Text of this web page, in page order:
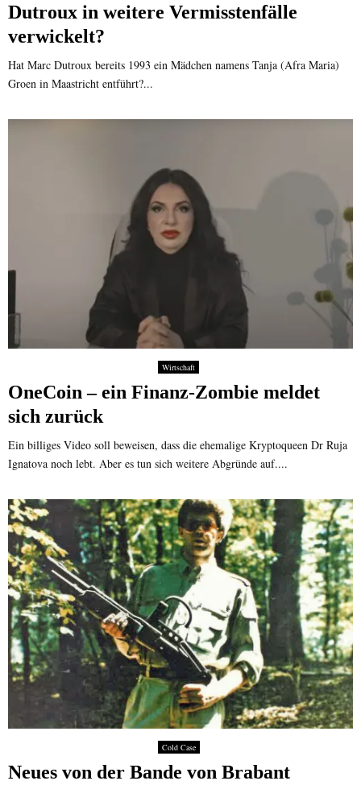
Dutroux in weitere Vermisstenfälle
verwickelt?
Hat Marc Dutroux bereits 1993 ein Mädchen namens Tanja (Afra Maria)
Groen in Maastricht entführt?...
Wirtschaft
OneCoin – ein Finanz-Zombie meldet
sich zurück
Ein billiges Video soll beweisen, dass die ehemalige Kryptoqueen Dr Ruja
Ignatova noch lebt. Aber es tun sich weitere Abgründe auf....
Cold Case
Neues von der Bande von Brabant